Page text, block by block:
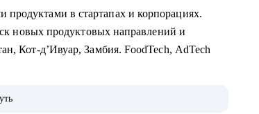
в стартапах и корпорациях.
новых продуктовых направлений и
Кот-д’Ивуар, Замбия. FoodTech, AdTech
продуктовому менеджменту, спикер Бизнес-